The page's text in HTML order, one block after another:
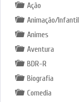
Ação
Animação/Infantil
Animes
Aventura
BDR-R
Biografia
Comedia